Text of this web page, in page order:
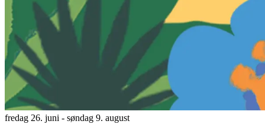
fredag 26. juni - søndag 9. august